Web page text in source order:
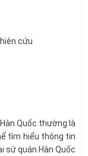
cứu
Quốc thường là
tìm hiểu thông tin
sứ quán Hàn Quốc